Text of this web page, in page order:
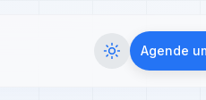
Agende